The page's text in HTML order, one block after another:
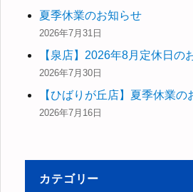
夏季休業のお知らせ
2026年7月31日
【泉店】2026年8月定休日の
2026年7月30日
【ひばりが丘店】夏季休業の
2026年7月16日
カテゴリー